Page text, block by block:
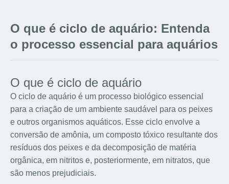
O que é ciclo de aquário: Entenda
o processo essencial para aquários
O que é ciclo de aquário
O ciclo de aquário é um processo biológico essencial
para a criação de um ambiente saudável para os peixes
e outros organismos aquáticos. Esse ciclo envolve a
conversão de amônia, um composto tóxico resultante dos
resíduos dos peixes e da decomposição de matéria
orgânica, em nitritos e, posteriormente, em nitratos, que
são menos prejudiciais.